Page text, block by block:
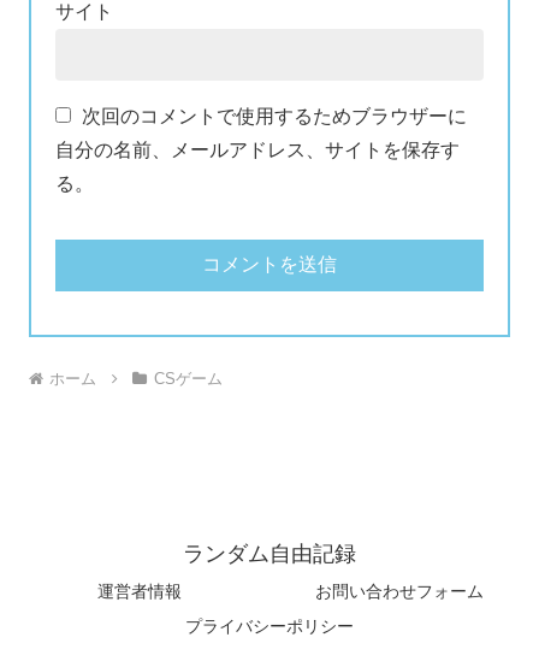
サイト
次回のコメントで使用するためブラウザーに
自分の名前、メールアドレス、サイトを保存す
る。
ホーム CSゲーム
ランダム自由記録
運営者情報
お問い合わせフォーム
プライバシーポリシー